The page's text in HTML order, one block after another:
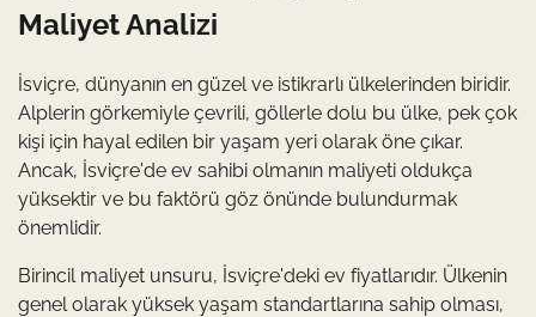
Maliyet Analizi
İsviçre, dünyanın en güzel ve istikrarlı ülkelerinden biridir.
Alplerin görkemiyle çevrili, göllerle dolu bu ülke, pek çok
kişi için hayal edilen bir yaşam yeri olarak öne çıkar.
Ancak, İsviçre'de ev sahibi olmanın maliyeti oldukça
yüksektir ve bu faktörü göz önünde bulundurmak
önemlidir.
Birincil maliyet unsuru, İsviçre'deki ev fiyatlarıdır. Ülkenin
genel olarak yüksek yaşam standartlarına sahip olması,